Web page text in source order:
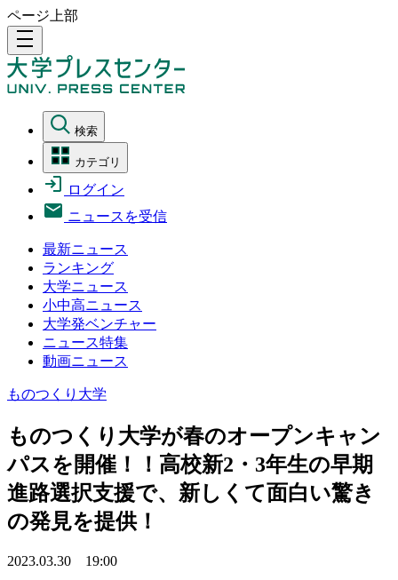
ページ上部
density_medium
検索
カテゴリ
ログイン
ニュースを受信
最新ニュース
ランキング
大学ニュース
小中高ニュース
大学発ベンチャー
ニュース特集
動画ニュース
ものつくり大学
ものつくり大学が春のオープンキャン
パスを開催！！高校新2・3年生の早期
進路選択支援で、新しくて面白い驚き
の発見を提供！
2023.03.30 19:00